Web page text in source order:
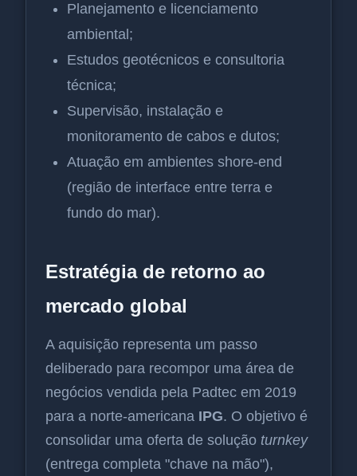
Planejamento e licenciamento
ambiental;
Estudos geotécnicos e consultoria
técnica;
Supervisão, instalação e
monitoramento de cabos e dutos;
Atuação em ambientes shore-end
(região de interface entre terra e
fundo do mar).
Estratégia de retorno ao
mercado global
A aquisição representa um passo
deliberado para recompor uma área de
negócios vendida pela Padtec em 2019
para a norte-americana IPG. O objetivo é
consolidar uma oferta de solução turnkey
(entrega completa "chave na mão"),